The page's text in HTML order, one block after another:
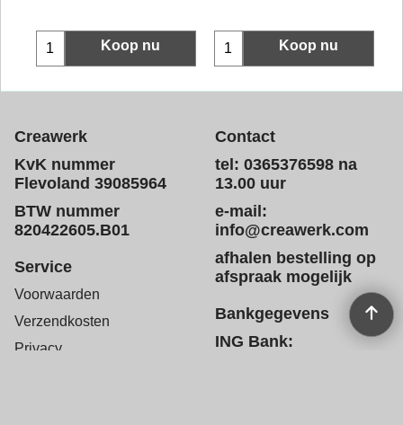
Koop nu Koop nu
Creawerk
KvK nummer
Flevoland 39085964
BTW nummer
820422605.B01
Contact
tel: 0365376598 na
13.00 uur
e-mail:
info@creawerk.com
afhalen bestelling op
afspraak mogelijk
Service
Voorwaarden
Verzendkosten
Privacy
Bankgegevens
ING Bank: